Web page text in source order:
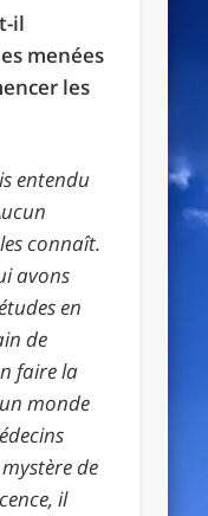
il
menées
les
entendu
connaît.
avons
en
de
faire la
monde
de
il